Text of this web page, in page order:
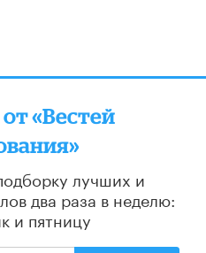
«Вестей
лучших и
два раза в неделю:
и пятницу